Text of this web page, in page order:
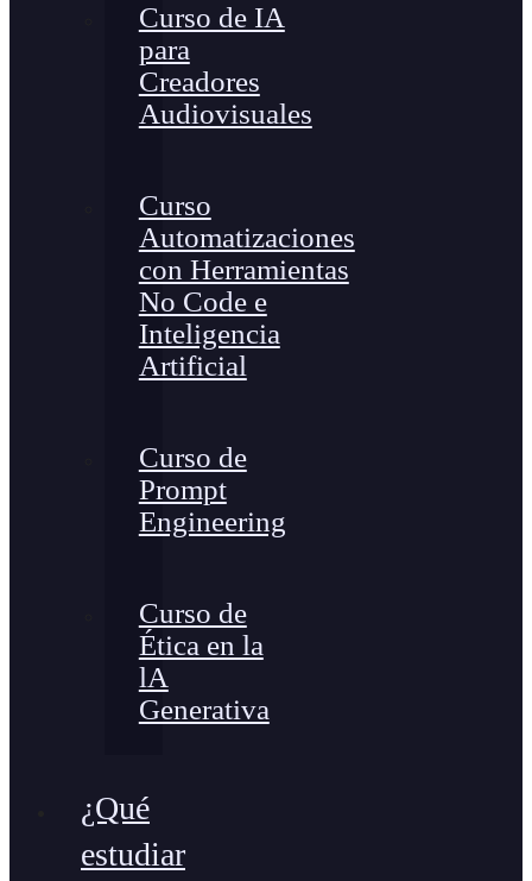
Curso de IA
para
Creadores
Audiovisuales
Curso
Automatizaciones
con Herramientas
No Code e
Inteligencia
Artificial
Curso de
Prompt
Engineering
Curso de
Ética en la
lA
Generativa
¿Qué
estudiar